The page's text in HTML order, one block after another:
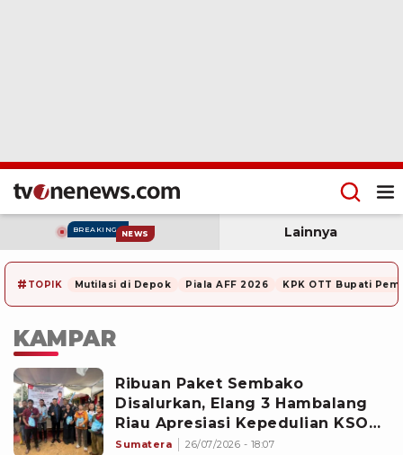
BREAKING NEWS Lainnya
# TOPIK Mutilasi di Depok Piala AFF 2026 KPK OTT Bupati
KAMPAR
Ribuan Paket Sembako
Disalurkan, Elang 3 Hambalang
Riau Apresiasi Kepedulian KSO
AgrinasâKelompok Tani Kampar
Sumatera 26/07/2026 - 18:07